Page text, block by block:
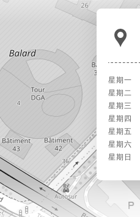
星期一
星期二
星期三
星期四
星期五
星期六
星期日